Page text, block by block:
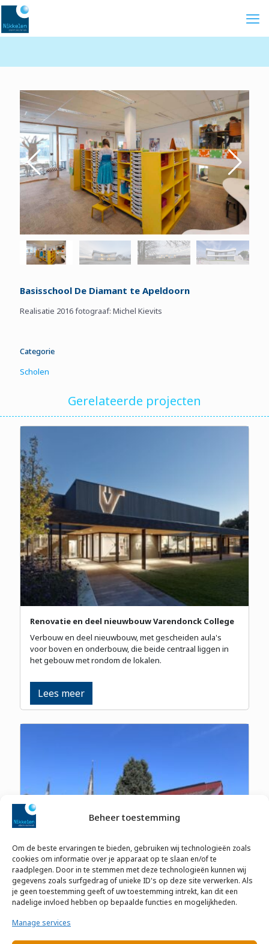
Beheer toestemming
Om de beste ervaringen te bieden, gebruiken wij technologieën zoals
cookies om informatie over je apparaat op te slaan en/of te
raadplegen. Door in te stemmen met deze technologieën kunnen wij
gegevens zoals surfgedrag of unieke ID's op deze site verwerken. Als
je geen toestemming geeft of uw toestemming intrekt, kan dit een
nadelige invloed hebben op bepaalde functies en mogelijkheden.
Manage services
Basisschool De Diamant te Apeldoorn
Realisatie 2016 fotograaf: Michel Kievits
Categorie
Scholen
Gerelateerde projecten
Renovatie en deel nieuwbouw Varendonck College
Verbouw en deel nieuwbouw, met gescheiden aula's
voor boven en onderbouw, die beide centraal liggen in
het gebouw met rondom de lokalen.
Lees meer
Nieuwbouw MFA Asten